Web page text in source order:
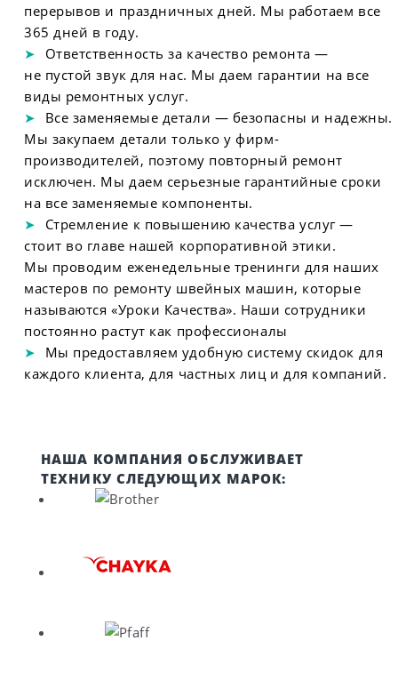
перерывов и праздничных дней. Мы работаем все
365 дней в году.
Ответственность за качество ремонта —
не пустой звук для нас. Мы даем гарантии на все
виды ремонтных услуг.
Все заменяемые детали — безопасны и надежны.
Мы закупаем детали только у фирм-
производителей, поэтому повторный ремонт
исключен. Мы даем серьезные гарантийные сроки
на все заменяемые компоненты.
Стремление к повышению качества услуг —
стоит во главе нашей корпоративной этики.
Мы проводим еженедельные тренинги для наших
мастеров по ремонту швейных машин, которые
называются «Уроки Качества». Наши сотрудники
постоянно растут как профессионалы
Мы предоставляем удобную систему скидок для
каждого клиента, для частных лиц и для компаний.
НАША КОМПАНИЯ ОБСЛУЖИВАЕТ
ТЕХНИКУ СЛЕДУЮЩИХ МАРОК: